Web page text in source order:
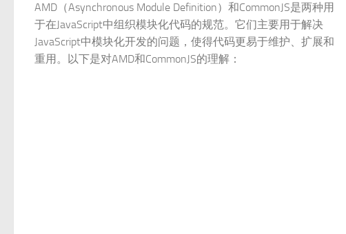
AMD（Asynchronous Module Definition）和CommonJS是两种用
于在JavaScript中组织模块化代码的规范。它们主要用于解决
JavaScript中模块化开发的问题，使得代码更易于维护、扩展和
重用。以下是对AMD和CommonJS的理解：